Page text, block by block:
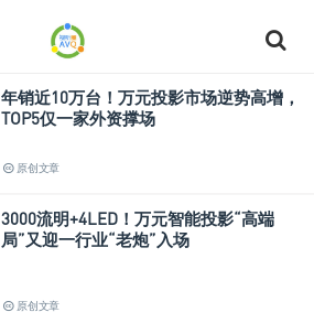
年销近10万台！万元投影市场逆势高增，
TOP5仅一家外资撑场
原创文章
3000流明+4LED！万元智能投影“高端
局”又迎一行业“老炮”入场
原创文章